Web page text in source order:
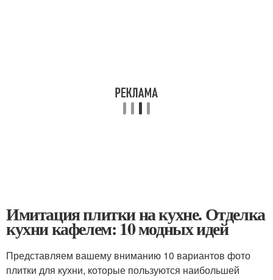
Имитация плитки на кухне. Отделка
кухни кафелем: 10 модных идей
Представляем вашему вниманию 10 вариантов фото
плитки для кухни, которые пользуются наибольшей